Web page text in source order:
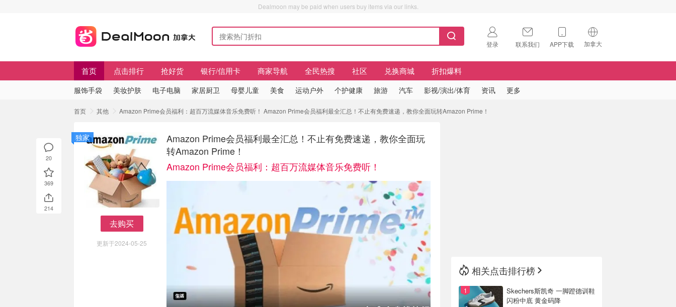
Dealmoon may be paid when users buy items via our links.
登录 联系我们 APP下载
扫码下载 App
加拿大
🇺🇸
首页 点击排行 抢好货 银行/信用卡 商家导航 全民热搜 社区 兑换商城 折扣爆料
服饰手袋 美妆护肤 电子电脑 家居厨卫 母婴儿童 美食 运动户外 个护健康 旅游 汽车 影视/演出/体育 资讯 更多
首页 其他 Amazon Prime会员福利：超百万流媒体音乐免费听！ Amazon Prime会员福利最全汇总！不止有免费速递，教你全面玩转Amazon Prime！
去购买
更新于2024-05-25
独家
Amazon Prime会员福利最全汇总！不止有免费速递，教你全面玩
转Amazon Prime！
Amazon Prime会员福利：超百万流媒体音乐免费听！
20
369
214
相关点击排行榜
Skechers斯凯奇 一脚蹬德训鞋
闪粉中底 黄金码降